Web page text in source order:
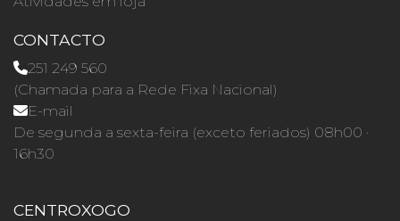
CONTACTO
251 249 560
(Chamada para a Rede Fixa Nacional)
E-mail
De segunda a sexta-feira (exceto feriados) 08h00 ·
16h30
CENTROXOGO